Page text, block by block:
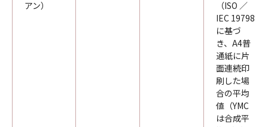
アン）
（ISO ／
IEC 19798
に基づ
き、A4普
通紙に片
面連続印
刷した場
合の平均
値（YMC
は合成平